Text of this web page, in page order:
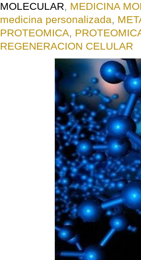
MOLECULAR, MEDICINA
medicina personalizada,
PROTEOMICA,
REGENERACION CELULAR